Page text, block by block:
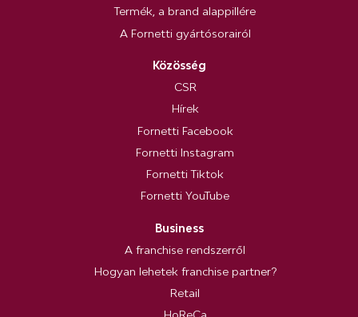
Termék, a brand alappillére
A Fornetti gyártósorairól
Közösség
CSR
Hírek
Fornetti Facebook
Fornetti Instagram
Fornetti Tiktok
Fornetti YouTube
Business
A franchise rendszerről
Hogyan lehetek franchise partner?
Retail